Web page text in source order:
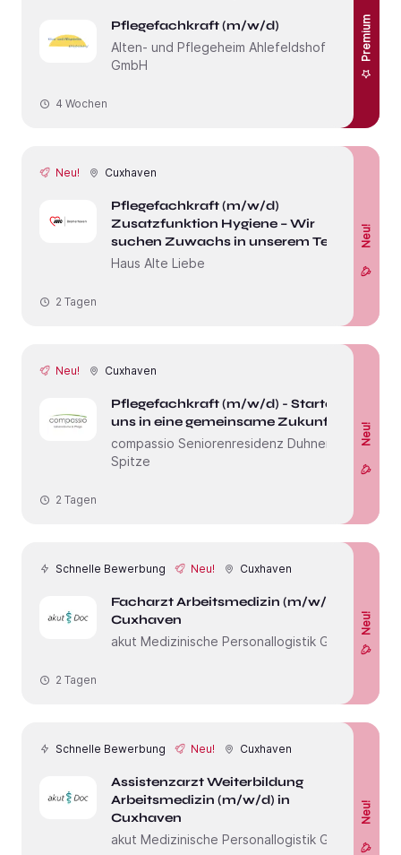
Pflegefachkraft (m/w/d)
Alten- und Pflegeheim Ahlefeldshof
GmbH
Premium
4 Wochen
Neu! Cuxhaven
Pflegefachkraft (m/w/d)
Zusatzfunktion Hygiene – Wir
suchen Zuwachs in unserem Team!
Haus Alte Liebe
Neu!
2 Tagen
Neu! Cuxhaven
Pflegefachkraft (m/w/d) - Starte mit
uns in eine gemeinsame Zukunft!
compassio Seniorenresidenz Duhner
Spitze
Neu!
2 Tagen
Schnelle Bewerbung Neu! Cuxhaven
Facharzt Arbeitsmedizin (m/w/d) in
Cuxhaven
akut Medizinische Personallogistik GmbH
Neu!
2 Tagen
Schnelle Bewerbung Neu! Cuxhaven
Assistenzarzt Weiterbildung
Arbeitsmedizin (m/w/d) in
Cuxhaven
akut Medizinische Personallogistik GmbH
Neu!